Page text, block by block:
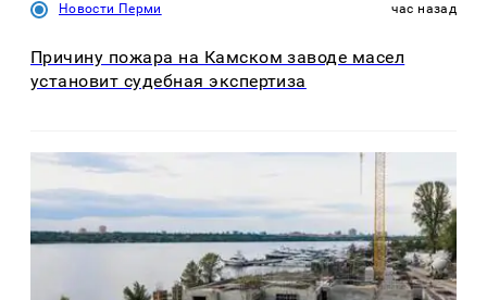
Новости Перми час назад
Причину пожара на Камском заводе масел
установит судебная экспертиза